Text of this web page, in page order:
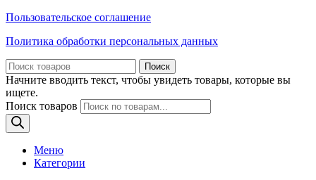
Пользовательское соглашение
Политика обработки персональных данных
Поиск
Начните вводить текст, чтобы увидеть товары, которые вы
ищете.
Поиск товаров
Меню
Категории